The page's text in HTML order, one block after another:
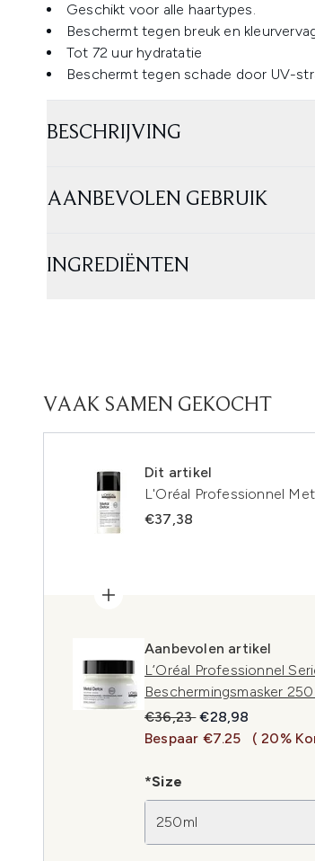
Geschikt voor alle haartypes.
Beschermt tegen breuk en
Tot 72 uur hydratatie
Beschermt tegen schade door UV-
BESCHRIJVING
AANBEVOLEN GEBRUIK
INGREDIËNTEN
VAAK SAMEN GEKOCHT
Dit artikel
L'Oréal Professionnel
€37,38
Aanbevolen artikel
L’Oréal Professionnel
Beschermingsmasker
Recommended Retail
€36,23Huidige prijs:
€28,98
Bespaar €7.25
( 20%
*Size
250ml